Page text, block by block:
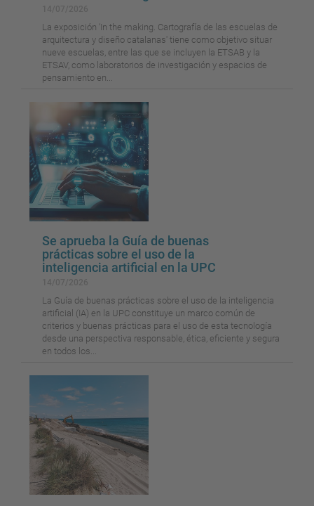
La exposición ‘In the making. Cartografía de las escuelas de
arquitectura y diseño catalanas' tiene como objetivo situar
nueve escuelas, entre las que se incluyen la ETSAB y la
ETSAV, como laboratorios de investigación y espacios de
pensamiento en...
Se aprueba la Guía de buenas
prácticas sobre el uso de la
inteligencia artificial en la UPC
La Guía de buenas prácticas sobre el uso de la inteligencia
artificial (IA) en la UPC constituye un marco común de
criterios y buenas prácticas para el uso de esta tecnología
desde una perspectiva responsable, ética, eficiente y segura
en todos los...